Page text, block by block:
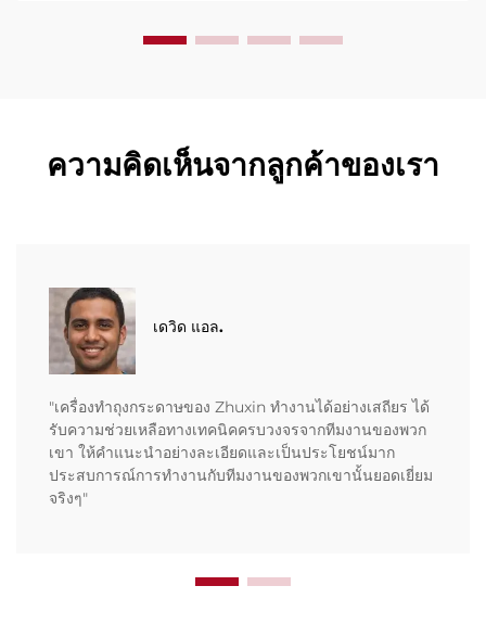
ความคิดเห็นจากลูกค้าของเรา
เดวิด แอล.
"เครื่องทำถุงกระดาษของ Zhuxin ทำงานได้อย่างเสถียร ได้
รับความช่วยเหลือทางเทคนิคครบวงจรจากทีมงานของพวก
เขา ให้คำแนะนำอย่างละเอียดและเป็นประโยชน์มาก
ประสบการณ์การทำงานกับทีมงานของพวกเขานั้นยอดเยี่ยม
จริงๆ"